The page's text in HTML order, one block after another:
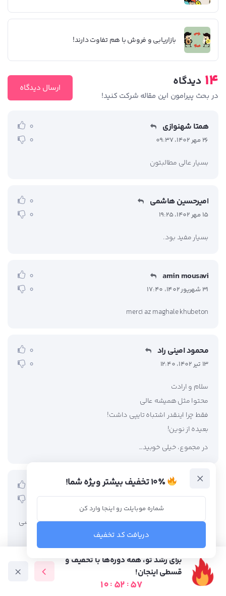
بازاریابی و فروش با هم تفاوت دارند!
14 دیدگاه
در بحث‌‌ پیرامون این مقاله شرکت کنید!
ارسال دیدگاه
همتا شهنوازی
26 مهر 1402، 09:37
0
0
بسیار عالی مطالبتون
امیرحسین هاشمی
15 مهر 1402، 19:25
0
0
بسیار مفید بود.
amin mousavi
31 شهریور 1402، 17:40
0
0
merci az maghale khubeton
محمود امینی راد
13 تیر 1402، 12:40
0
0
سلام و ارادت
محتوا مثل همیشه عالی
فقط چرا اینقدر اشتباه تایپی داشت!
بعیده از نوین!
در مجموع، خیلی خوبید…
حامد رضوی
17 تیر 1402، 10:08
سلام محمود جان، ارادت از ماست، ممنونم از لطفت، حتما بررسی
هاشم
۱۰٪ تخفیف بیشتر ویژه شما!
دریافت کد تخفیف
برای رشد تو، همه دوره‌ها با تخفیف و
قسطی اینجان!
10: 52 :56 دوره آموزشی متخصص ها